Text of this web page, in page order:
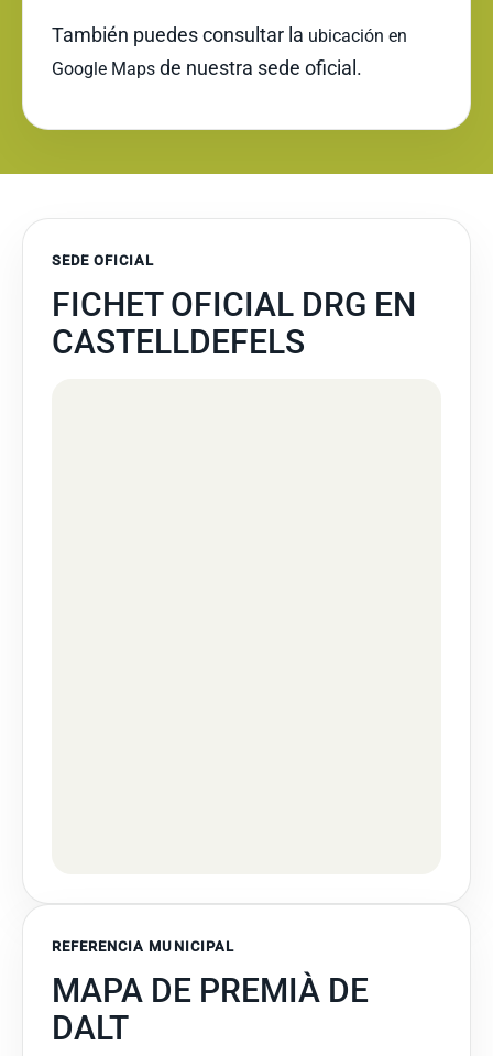
También puedes consultar la ubicación en
Google Maps de nuestra sede oficial.
SEDE OFICIAL
FICHET OFICIAL DRG EN
CASTELLDEFELS
REFERENCIA MUNICIPAL
MAPA DE PREMIÀ DE
DALT